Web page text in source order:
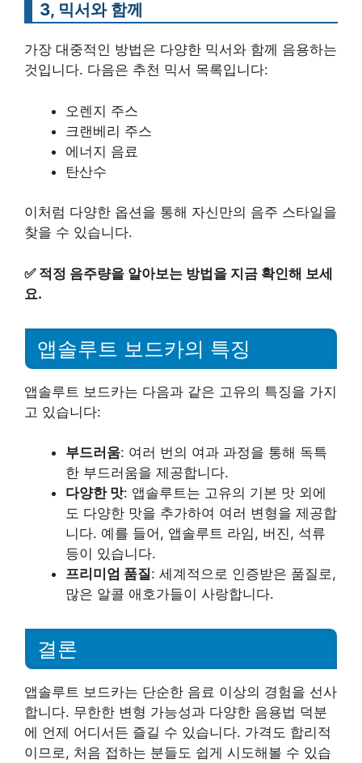
3, 믹서와 함께
가장 대중적인 방법은 다양한 믹서와 함께 음용하는
것입니다. 다음은 추천 믹서 목록입니다:
오렌지 주스
크랜베리 주스
에너지 음료
탄산수
이처럼 다양한 옵션을 통해 자신만의 음주 스타일을
찾을 수 있습니다.
✅ 적정 음주량을 알아보는 방법을 지금 확인해 보세
요.
앱솔루트 보드카의 특징
앱솔루트 보드카는 다음과 같은 고유의 특징을 가지
고 있습니다:
부드러움: 여러 번의 여과 과정을 통해 독특
한 부드러움을 제공합니다.
다양한 맛: 앱솔루트는 고유의 기본 맛 외에
도 다양한 맛을 추가하여 여러 변형을 제공합
니다. 예를 들어, 앱솔루트 라임, 버진, 석류
등이 있습니다.
프리미엄 품질: 세계적으로 인증받은 품질로,
많은 알콜 애호가들이 사랑합니다.
결론
앱솔루트 보드카는 단순한 음료 이상의 경험을 선사
합니다. 무한한 변형 가능성과 다양한 음용법 덕분
에 언제 어디서든 즐길 수 있습니다. 가격도 합리적
이므로, 처음 접하는 분들도 쉽게 시도해볼 수 있습